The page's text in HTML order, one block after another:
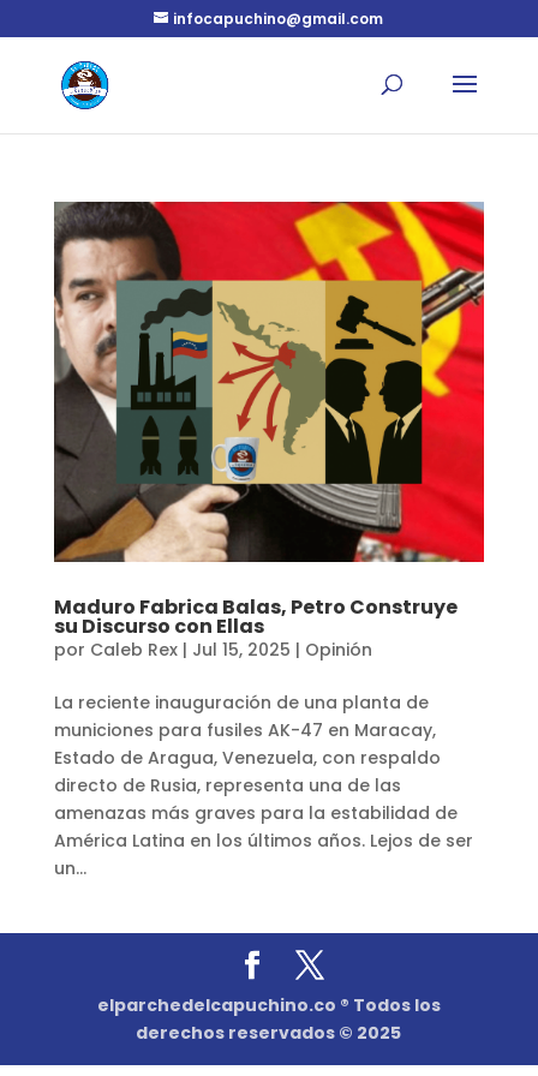
infocapuchino@gmail.com
Maduro Fabrica Balas, Petro Construye
su Discurso con Ellas
por Caleb Rex| Jul 15, 2025 | Opinión
La reciente inauguración de una planta de
municiones para fusiles AK-47 en Maracay,
Estado de Aragua, Venezuela, con respaldo
directo de Rusia, representa una de las
amenazas más graves para la estabilidad de
América Latina en los últimos años. Lejos de ser
un...
elparchedelcapuchino.co ® Todos los
derechos reservados © 2025